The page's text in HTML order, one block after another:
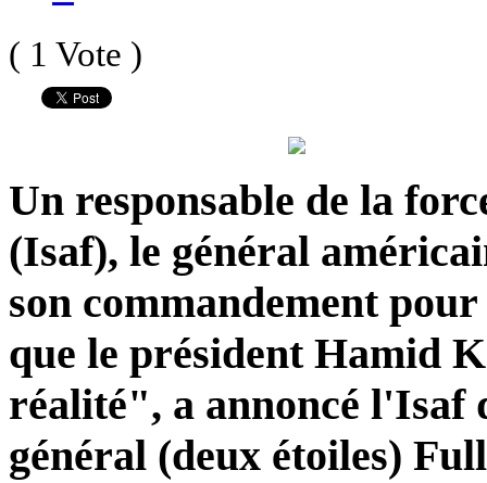
( 1 Vote )
Un responsable de la
(Isaf), le général
son commandement
que le président Hamid
réalité", a annoncé l'Isaf
général (deux étoiles)